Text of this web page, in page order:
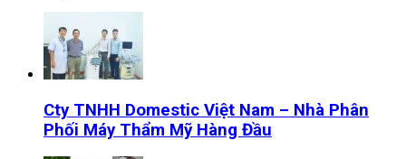
Cty TNHH Domestic Việt Nam – Nhà Phân
Phối Máy Thẩm Mỹ Hàng Đầu